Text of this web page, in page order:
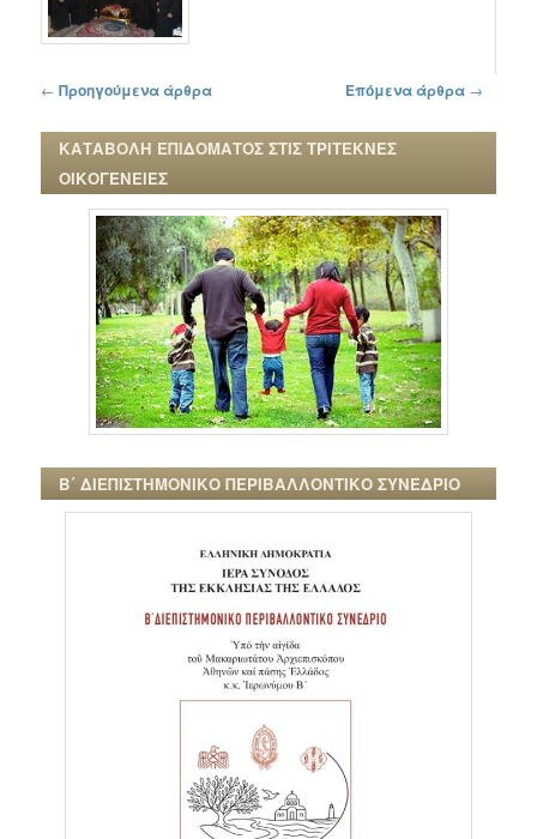
Πλοήγηση στα άρθρα
← Προηγούμενα άρθρα Επόμενα άρθρα →
ΚΑΤΑΒΟΛΗ ΕΠΙΔΟΜΑΤΟΣ ΣΤΙΣ ΤΡΙΤΕΚΝΕΣ
ΟΙΚΟΓΕΝΕΙΕΣ
Β΄ ΔΙΕΠΙΣΤΗΜΟΝΙΚΟ ΠΕΡΙΒΑΛΛΟΝΤΙΚΟ ΣΥΝΕΔΡΙΟ